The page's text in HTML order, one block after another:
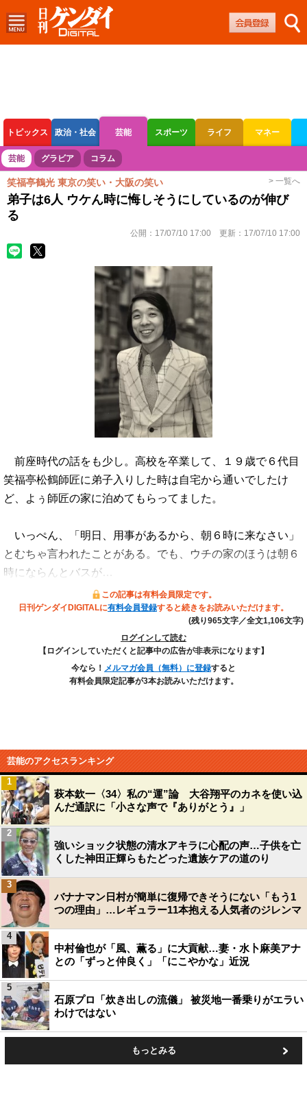
トピックス 政治・社会 芸能 スポーツ ライフ マネー
ボートレース 競輪 オートレース
芸能 グラビア コラム
笑福亭鶴光 東京の笑い・大阪の笑い > 一覧へ
弟子は6人 ウケん時に悔しそうにしているのが伸び
る
公開： 17/07/10 17:00 更新： 17/07/10 17:00
前座時代の話をも少し。高校を卒業して、１９歳で６代目
笑福亭松鶴師匠に弟子入りした時は自宅から通いでしたけ
ど、よぅ師匠の家に泊めてもらってました。
いっぺん、「明日、用事があるから、朝６時に来なさい」
とむちゃ言われたことがある。でも、ウチの家のほうは朝６
時にならんとバスが…
この記事は有料会員限定です。
日刊ゲンダイDIGITALに有料会員登録すると続きをお読みいただけます。
(残り965文字／全文1,106文字)
ログインして読む
【ログインしていただくと記事中の広告が非表示になります】
今なら！ メルマガ会員（無料）に登録すると
有料会員限定記事が3本お読みいただけます。
芸能のアクセスランキング
萩本欽一〈34〉私の“運”論 大谷翔平のカネを使い込
んだ通訳に「小さな声で『ありがとう』」
1
強いショック状態の清水アキラに心配の声…子供を亡
くした神田正輝らもたどった遺族ケアの道のり
2
バナナマン日村が簡単に復帰できそうにない「もう1
つの理由」…レギュラー11本抱える人気者のジレンマ
3
中村倫也が「風、薫る」に大貢献…妻・水卜麻美アナ
との「ずっと仲良く」「にこやかな」近況
4
石原プロ「炊き出しの流儀」 被災地一番乗りがエラい
わけではない
5
もっとみる